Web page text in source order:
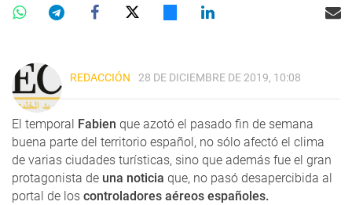
REDACCIÓN 28 DE DICIEMBRE DE 2019, 10:08
El temporal Fabien que azotó el pasado fin de semana
buena parte del territorio español, no sólo afectó el clima
de varias ciudades turísticas, sino que además fue el gran
protagonista de una noticia que, no pasó desapercibida al
portal de los controladores aéreos españoles.